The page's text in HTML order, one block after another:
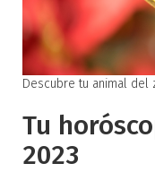
Descubre tu animal del
Tu
2023